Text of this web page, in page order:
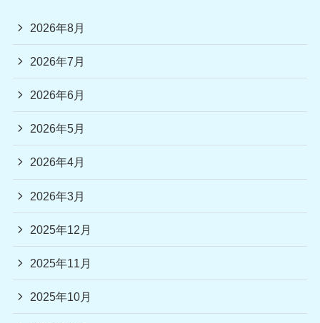
2026年8月
2026年7月
2026年6月
2026年5月
2026年4月
2026年3月
2025年12月
2025年11月
2025年10月